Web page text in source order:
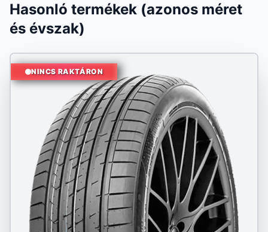
Hasonló termékek (azonos méret
és évszak)
NINCS RAKTÁRON